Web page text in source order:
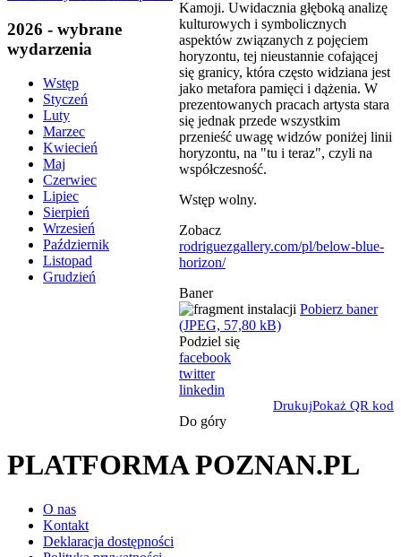
2026 - wybrane
wydarzenia
Wstęp
Styczeń
Luty
Marzec
Kwiecień
Maj
Czerwiec
Lipiec
Sierpień
Wrzesień
Październik
Listopad
Grudzień
Kamoji. Uwidacznia głęboką analizę
kulturowych i symbolicznych
aspektów związanych z pojęciem
horyzontu, tej nieustannie cofającej
się granicy, która często widziana jest
jako metafora pamięci i dążenia. W
prezentowanych pracach artysta stara
się jednak przede wszystkim
przenieść uwagę widzów poniżej linii
horyzontu, na "tu i teraz", czyli na
współczesność.
Wstęp wolny.
Zobacz
rodriguezgallery.com/pl/below-blue-
horizon/
Baner
Pobierz baner
(JPEG, 57,80 kB)
Podziel się
facebook
twitter
linkedin
DrukujPokaż QR kod
Do góry
PLATFORMA POZNAN.PL
O nas
Kontakt
Deklaracja dostępności